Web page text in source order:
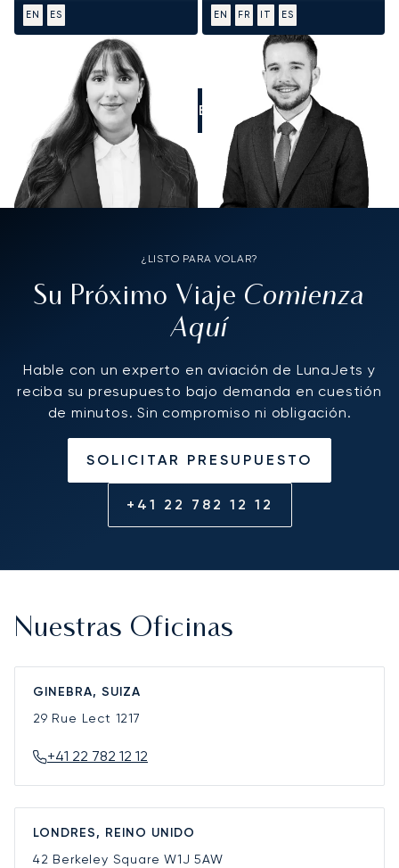
EN ES EN FR IT ES
LLÁMENOS
¿LISTO PARA VOLAR?
Su Próximo Viaje Comienza
Aquí
Hable con un experto en aviación de LunaJets y
reciba su presupuesto bajo demanda en cuestión
de minutos. Sin compromiso ni obligación.
SOLICITAR PRESUPUESTO
+41 22 782 12 12
Nuestras Oficinas
GINEBRA, SUIZA
29 Rue Lect 1217
+41 22 782 12 12
LONDRES, REINO UNIDO
42 Berkeley SquareW1J 5AW